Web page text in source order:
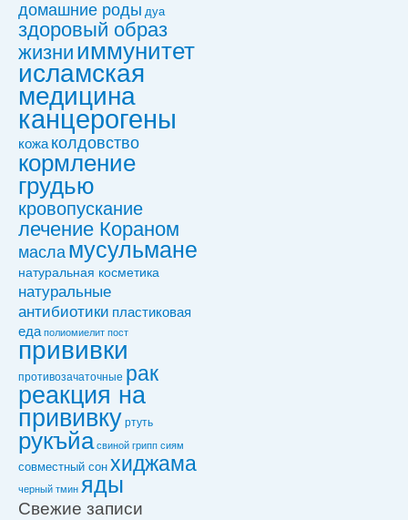
домашние роды дуа
здоровый образ
жизни иммунитет
исламская
медицина
канцерогены
кожа колдовствo
кормление
грудью
кровопускание
лечение Кораном
масла мусульмане
натуральная косметика
натуральные
антибиотики пластиковая
еда полиомиелит пост
прививки
противозачаточные рак
реакция на
прививку ртуть
рукъйа свиной грипп сиям
совместный сон хиджама
черный тмин яды
Свежие записи